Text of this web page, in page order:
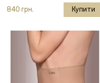
840 грн.
Купити